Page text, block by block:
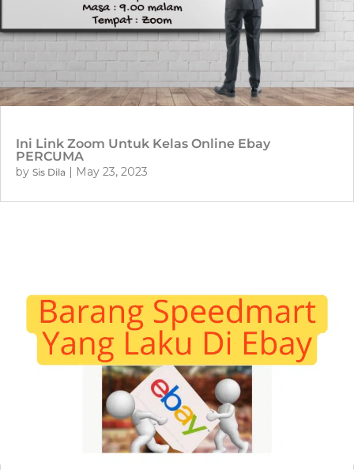
Ini Link Zoom Untuk Kelas Online Ebay
PERCUMA
by Sis Dila | May 23, 2023